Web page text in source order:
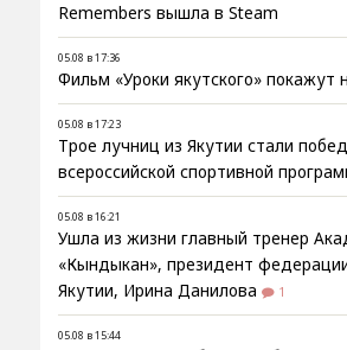
Remembers вышла в Steam
05.08 в 17:36
Фильм «Уроки якутского» покажут
05.08 в 17:23
Трое лучниц из Якутии стали
всероссийской спортивной
05.08 в 16:21
Ушла из жизни главный тренер
«Кындыкан», президент
Якутии, Ирина Данилова
1
05.08 в 15:44